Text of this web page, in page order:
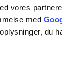
vores
med
du